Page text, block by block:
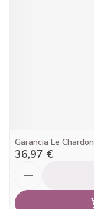
Garancia Le
36,97 €